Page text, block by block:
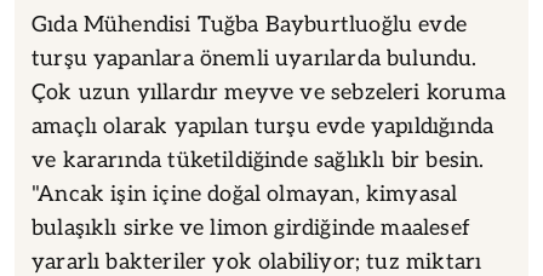
Gıda Mühendisi Tuğba Bayburtluoğlu evde
turşu yapanlara önemli uyarılarda bulundu.
Çok uzun yıllardır meyve ve sebzeleri koruma
amaçlı olarak yapılan turşu evde yapıldığında
ve kararında tüketildiğinde sağlıklı bir besin.
"Ancak işin içine doğal olmayan, kimyasal
bulaşıklı sirke ve limon girdiğinde maalesef
yararlı bakteriler yok olabiliyor; tuz miktarı